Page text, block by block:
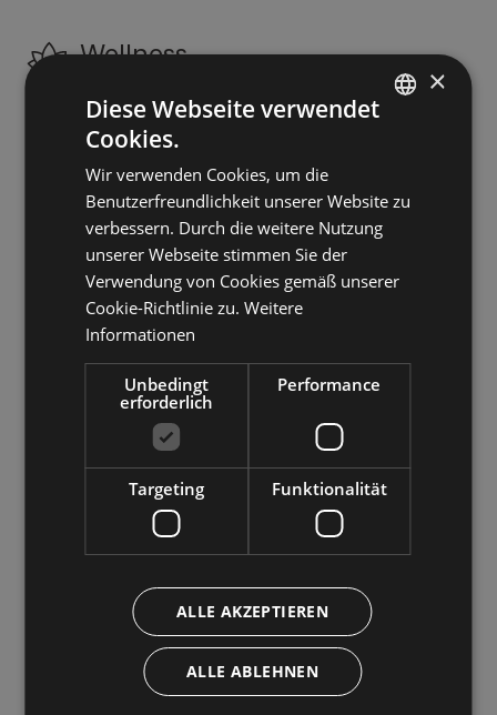
Wellness
Türkisches Dampfbad
Whirlpool
Sauna
Körperbehandlungen
Gesichtsbehandlungen
Whirlpool
Solarium
Fitnessraum
Außenbereiche
Terrasse
Liegestühle
Familien & Kinder
Kinderstuhl
Kinderbett
Parken
×
Diese Webseite verwendet
Cookies.
Wir verwenden Cookies, um die
Benutzerfreundlichkeit unserer Website zu
verbessern. Durch die weitere Nutzung
unserer Webseite stimmen Sie der
Verwendung von Cookies gemäß unserer
Cookie-Richtlinie zu. Weitere
Informationen
Unbedingt
erforderlich
Performance
Targeting Funktionalität
ALLE AKZEPTIEREN
ALLE ABLEHNEN